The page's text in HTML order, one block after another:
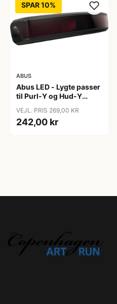
SPAR 10%
ABUS
Abus LED - Lygte passer
til Purl-Y og Hud-Y
genopladelig
VEJL. PRIS 269,00 KR
242,00 kr